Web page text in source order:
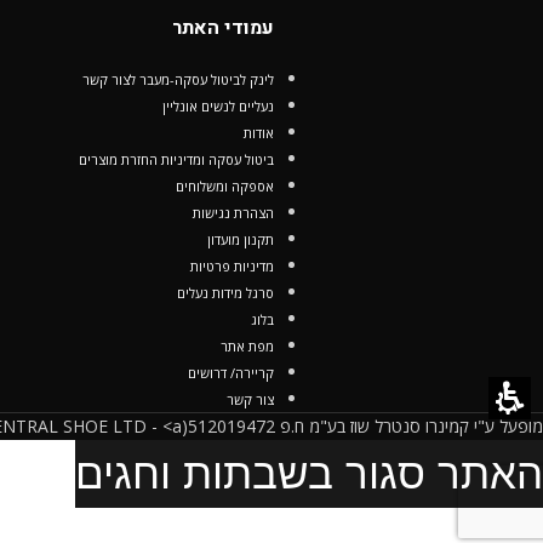
עמודי האתר
לינק לביטול עסקה-מעבר לצור קשר
נעליים לנשים אונליין
אודות
ביטול עסקה ומדיניות החזרת מוצרים
אספקה ומשלוחים
הצהרת נגישות
תקנון מועדון
מדיניות פרטיות
סרגל מידות נעלים
בלוג
מפת אתר
קריירה/ דרושים
צור קשר
מופעל ע"י קמינרו סנטרל שוז בע"מ ח.פ 512019472(CAMINARO CENTRAL SHOE LTD - <a
האתר סגור בשבתות וחגים